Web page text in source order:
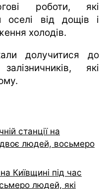
роботи, які
оселі від дощів і
холодів.
долучитися до
які
станції на
двоє людей, восьмеро
Київщині під час
людей, які